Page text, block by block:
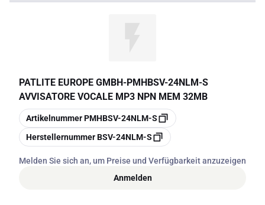
PATLITE EUROPE GMBH-PMHBSV-24NLM-S
AVVISATORE VOCALE MP3 NPN MEM 32MB
Kopieren
ArtikelnummerPMHBSV-24NLM-S
Kopieren
HerstellernummerBSV-24NLM-S
Melden Sie sich an, um Preise und Verfügbarkeit anzuzeigen
Anmelden